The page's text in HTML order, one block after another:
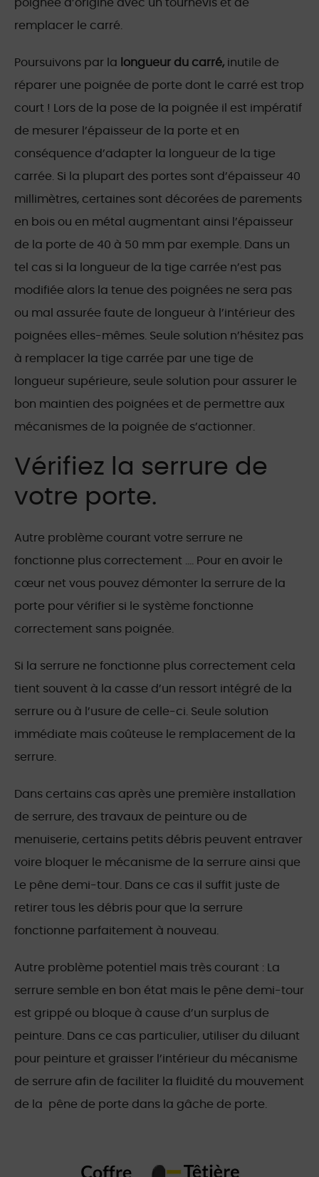
poignée d’origine avec un tournevis et de
remplacer le carré.
Poursuivons par la longueur du carré, inutile de
réparer une poignée de porte dont le carré est trop
court ! Lors de la pose de la poignée il est impératif
de mesurer l’épaisseur de la porte et en
conséquence d’adapter la longueur de la tige
carrée. Si la plupart des portes sont d’épaisseur 40
millimètres, certaines sont décorées de parements
en bois ou en métal augmentant ainsi l’épaisseur
de la porte de 40 à 50 mm par exemple. Dans un
tel cas si la longueur de la tige carrée n’est pas
modifiée alors la tenue des poignées ne sera pas
ou mal assurée faute de longueur à l’intérieur des
poignées elles-mêmes. Seule solution n’hésitez pas
à remplacer la tige carrée par une tige de
longueur supérieure, seule solution pour assurer le
bon maintien des poignées et de permettre aux
mécanismes de la poignée de s’actionner.
Vérifiez la serrure de
votre porte.
Autre problème courant votre serrure ne
fonctionne plus correctement …. Pour en avoir le
cœur net vous pouvez démonter la serrure de la
porte pour vérifier si le système fonctionne
correctement sans poignée.
Si la serrure ne fonctionne plus correctement cela
tient souvent à la casse d’un ressort intégré de la
serrure ou à l’usure de celle-ci. Seule solution
immédiate mais coûteuse le remplacement de la
serrure.
Dans certains cas après une première installation
de serrure, des travaux de peinture ou de
menuiserie, certains petits débris peuvent entraver
voire bloquer le mécanisme de la serrure ainsi que
Le pêne demi-tour. Dans ce cas il suffit juste de
retirer tous les débris pour que la serrure
fonctionne parfaitement à nouveau.
Autre problème potentiel mais très courant : La
serrure semble en bon état mais le pêne demi-tour
est grippé ou bloque à cause d’un surplus de
peinture. Dans ce cas particulier, utiliser du diluant
pour peinture et graisser l’intérieur du mécanisme
de serrure afin de faciliter la fluidité du mouvement
de la pêne de porte dans la gâche de porte.